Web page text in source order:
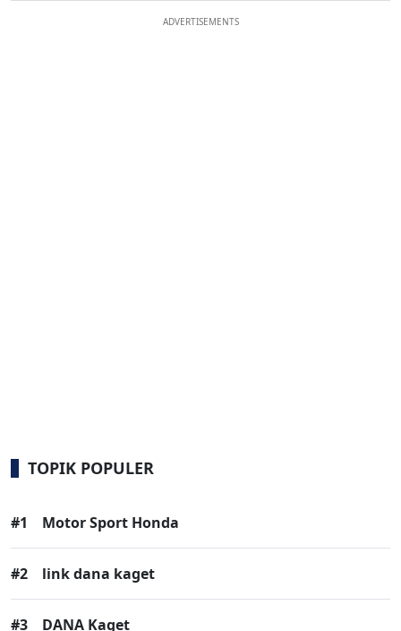
ADVERTISEMENTS
TOPIK POPULER
#1 Motor Sport Honda
#2 link dana kaget
#3 DANA Kaget